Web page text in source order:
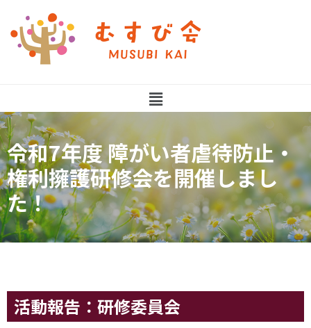
令和7年度 障がい者虐待防止・
権利擁護研修会を開催しまし
た！
活動報告：研修委員会